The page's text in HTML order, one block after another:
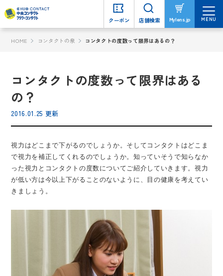
クーポン 店舗検索 Mylens.jp MENU
HOME コンタクトの泉 コンタクトの度数って限界はあるの？
コンタクトの度数って限界はある
の？
2016.01.25 更新
視力はどこまで下がるのでしょうか。そしてコンタクトはどこま
で視力を補正してくれるのでしょうか。知っていそうで知らなか
った視力とコンタクトの度数についてご紹介していきます。視力
が低い方は今以上下がることのないように、目の健康を考えてい
きましょう。
クーポン 店舗検索 Mylens.jp MENU